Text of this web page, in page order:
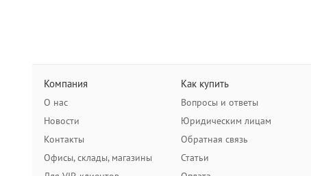
Компания
О нас
Новости
Контакты
Офисы, склады, магазины
Как купить
Вопросы и ответы
Юридическим лицам
Обратная связь
Статьи